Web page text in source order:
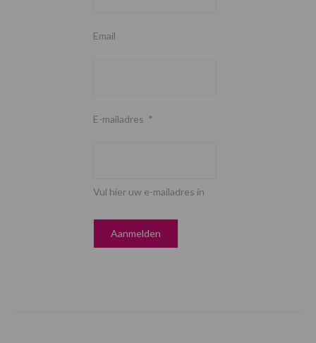
Email
E-mailadres *
Vul hier uw e-mailadres in